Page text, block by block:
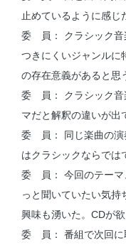
止めているように感じ
委 員： クラシック音
つきにくいジャンルに
の存在意義があると思
委 員： クラシック音
マだと解釈の違いが出
委 員： 同じ楽曲の演
はクラシックならでは
委 員： 今回のテーマ
っと聞いていたい気持
興味も湧いた。CDが欲
委 員： 番組で次回に